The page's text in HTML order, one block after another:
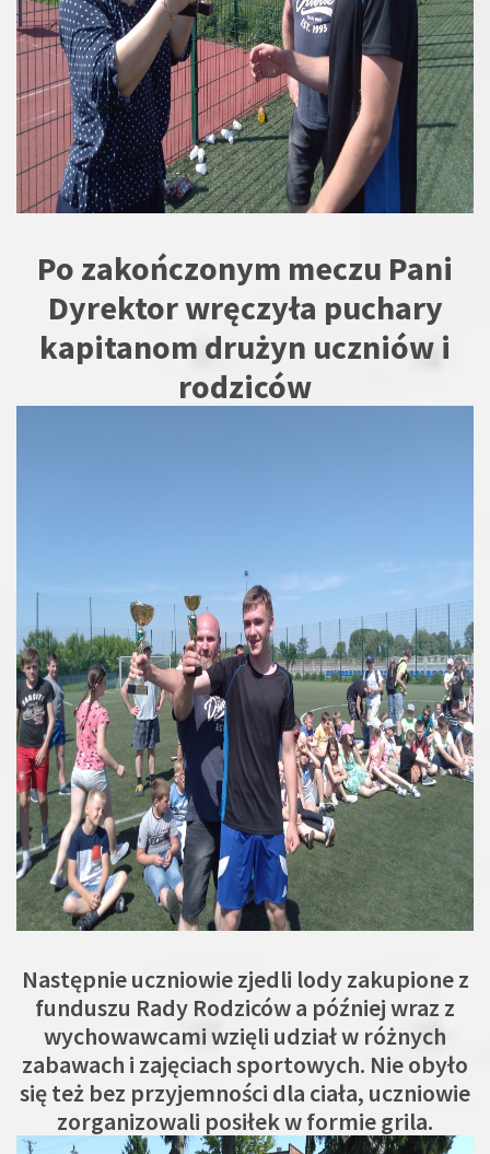
Po zakończonym meczu Pani
Dyrektor wręczyła puchary
kapitanom drużyn uczniów i
rodziców
Następnie uczniowie zjedli lody zakupione z
funduszu Rady Rodziców a później wraz z
wychowawcami wzięli udział w różnych
zabawach i zajęciach sportowych. Nie obyło
się też bez przyjemności dla ciała, uczniowie
zorganizowali posiłek w formie grila.